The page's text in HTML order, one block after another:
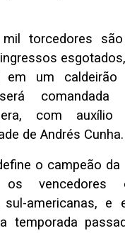
torcedores
em um caldeirão
comandada
com
de Andrés Cunha.
o campeão da
vencedores
sul-americanas, e
temporada